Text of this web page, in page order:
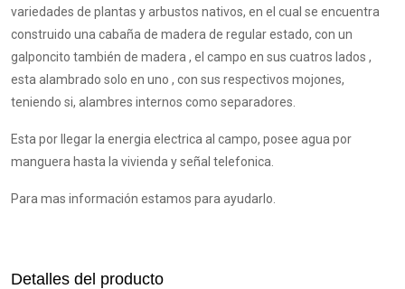
variedades de plantas y arbustos nativos, en el cual se encuentra
construido una cabaña de madera de regular estado, con un
galponcito también de madera , el campo en sus cuatros lados ,
esta alambrado solo en uno , con sus respectivos mojones,
teniendo si, alambres internos como separadores.
Esta por llegar la energia electrica al campo, posee agua por
manguera hasta la vivienda y señal telefonica.
Para mas información estamos para ayudarlo.
Detalles del producto